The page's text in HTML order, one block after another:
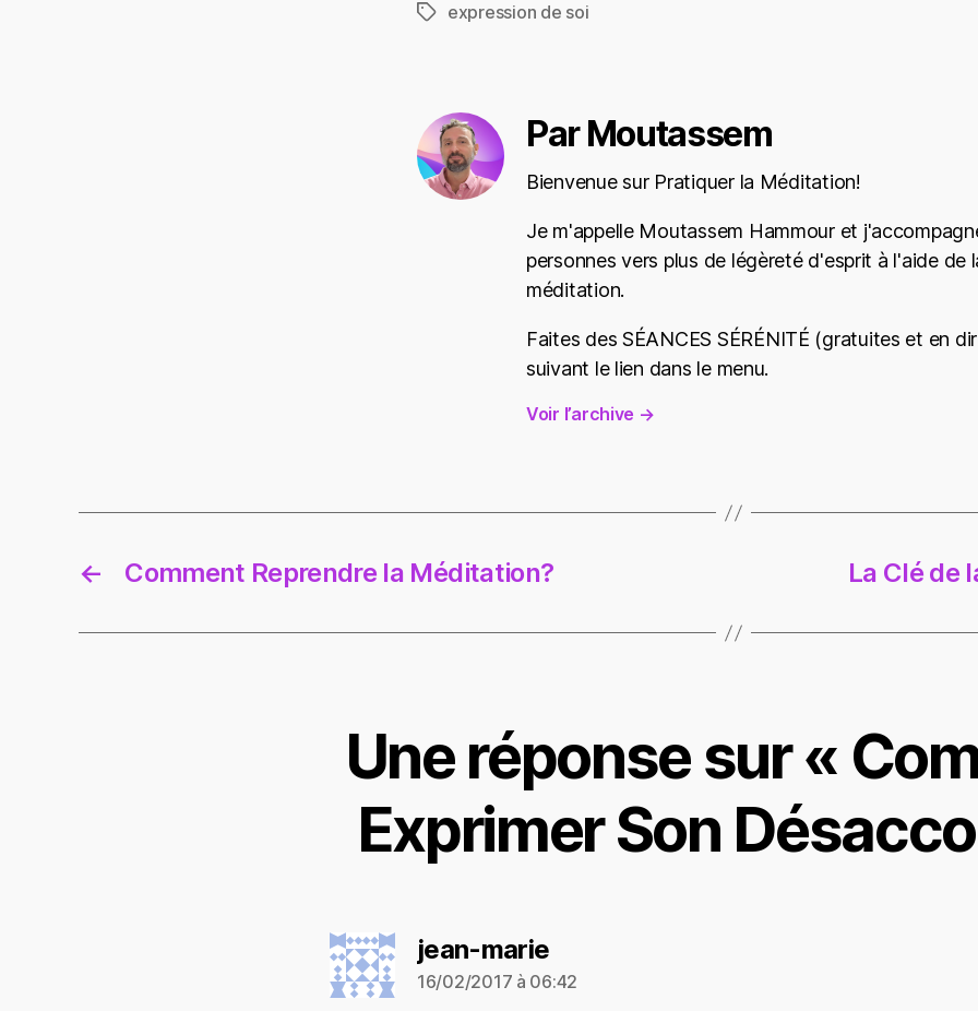
Étiquettes
expression de soi
Par Moutassem
Bienvenue sur Pratiquer la Méditation!
Je m'appelle Moutassem Hammour et
personnes vers plus de légèreté d'esprit à l'aide de
méditation.
Faites des SÉANCES SÉRÉNITÉ (gratuites et en
suivant le lien dans le menu.
Voir l’archive →
← Comment Reprendre la Méditation? La Clé de
Une réponse sur «
Exprimer Son
jean-mariedit :
16/02/2017 à 06:42